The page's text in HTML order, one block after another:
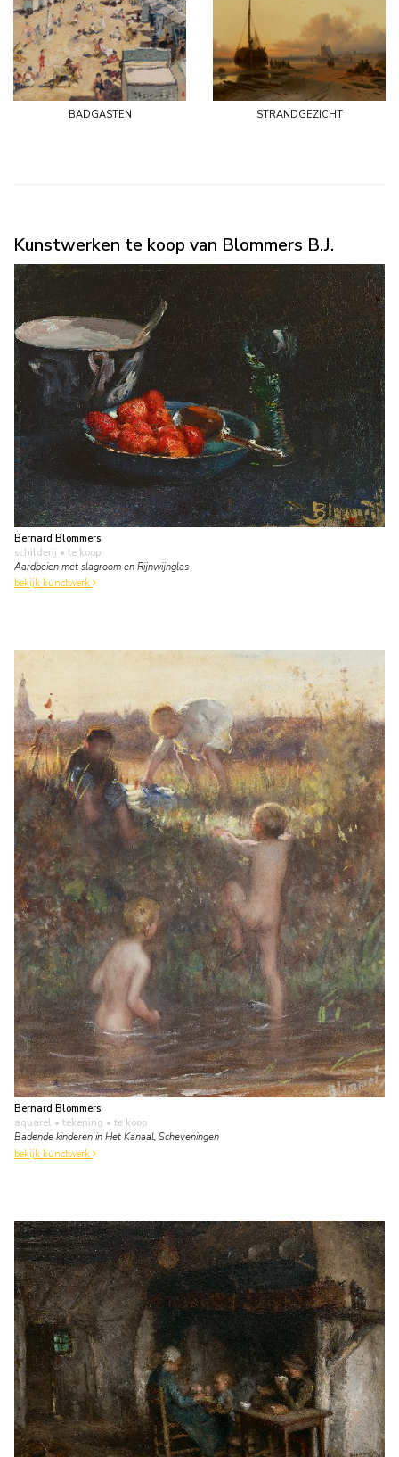
badgasten strandgezicht
Kunstwerken te koop van Blommers B.J.
Bernard Blommers
schilderij • te koop
Aardbeien met slagroom en Rijnwijnglas
bekijk kunstwerk
Bernard Blommers
aquarel • tekening • te koop
Badende kinderen in Het Kanaal, Scheveningen
bekijk kunstwerk